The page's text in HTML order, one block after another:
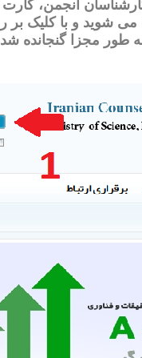
انجمن،
شوید و با کلیک
طور مجزا گنجانده